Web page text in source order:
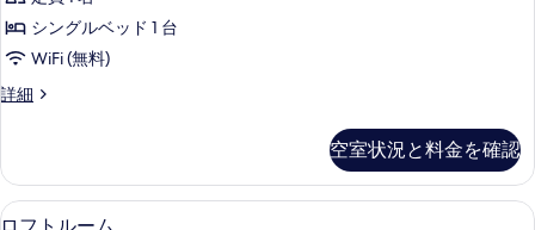
示
す
る
の
写
真
示
す
細
用
ド
ト
ー
(1
シングルベッド 1 台
WiFi (無料)
詳細
男
ド
ミ
ト
空室状況と料金を確認
ロ1